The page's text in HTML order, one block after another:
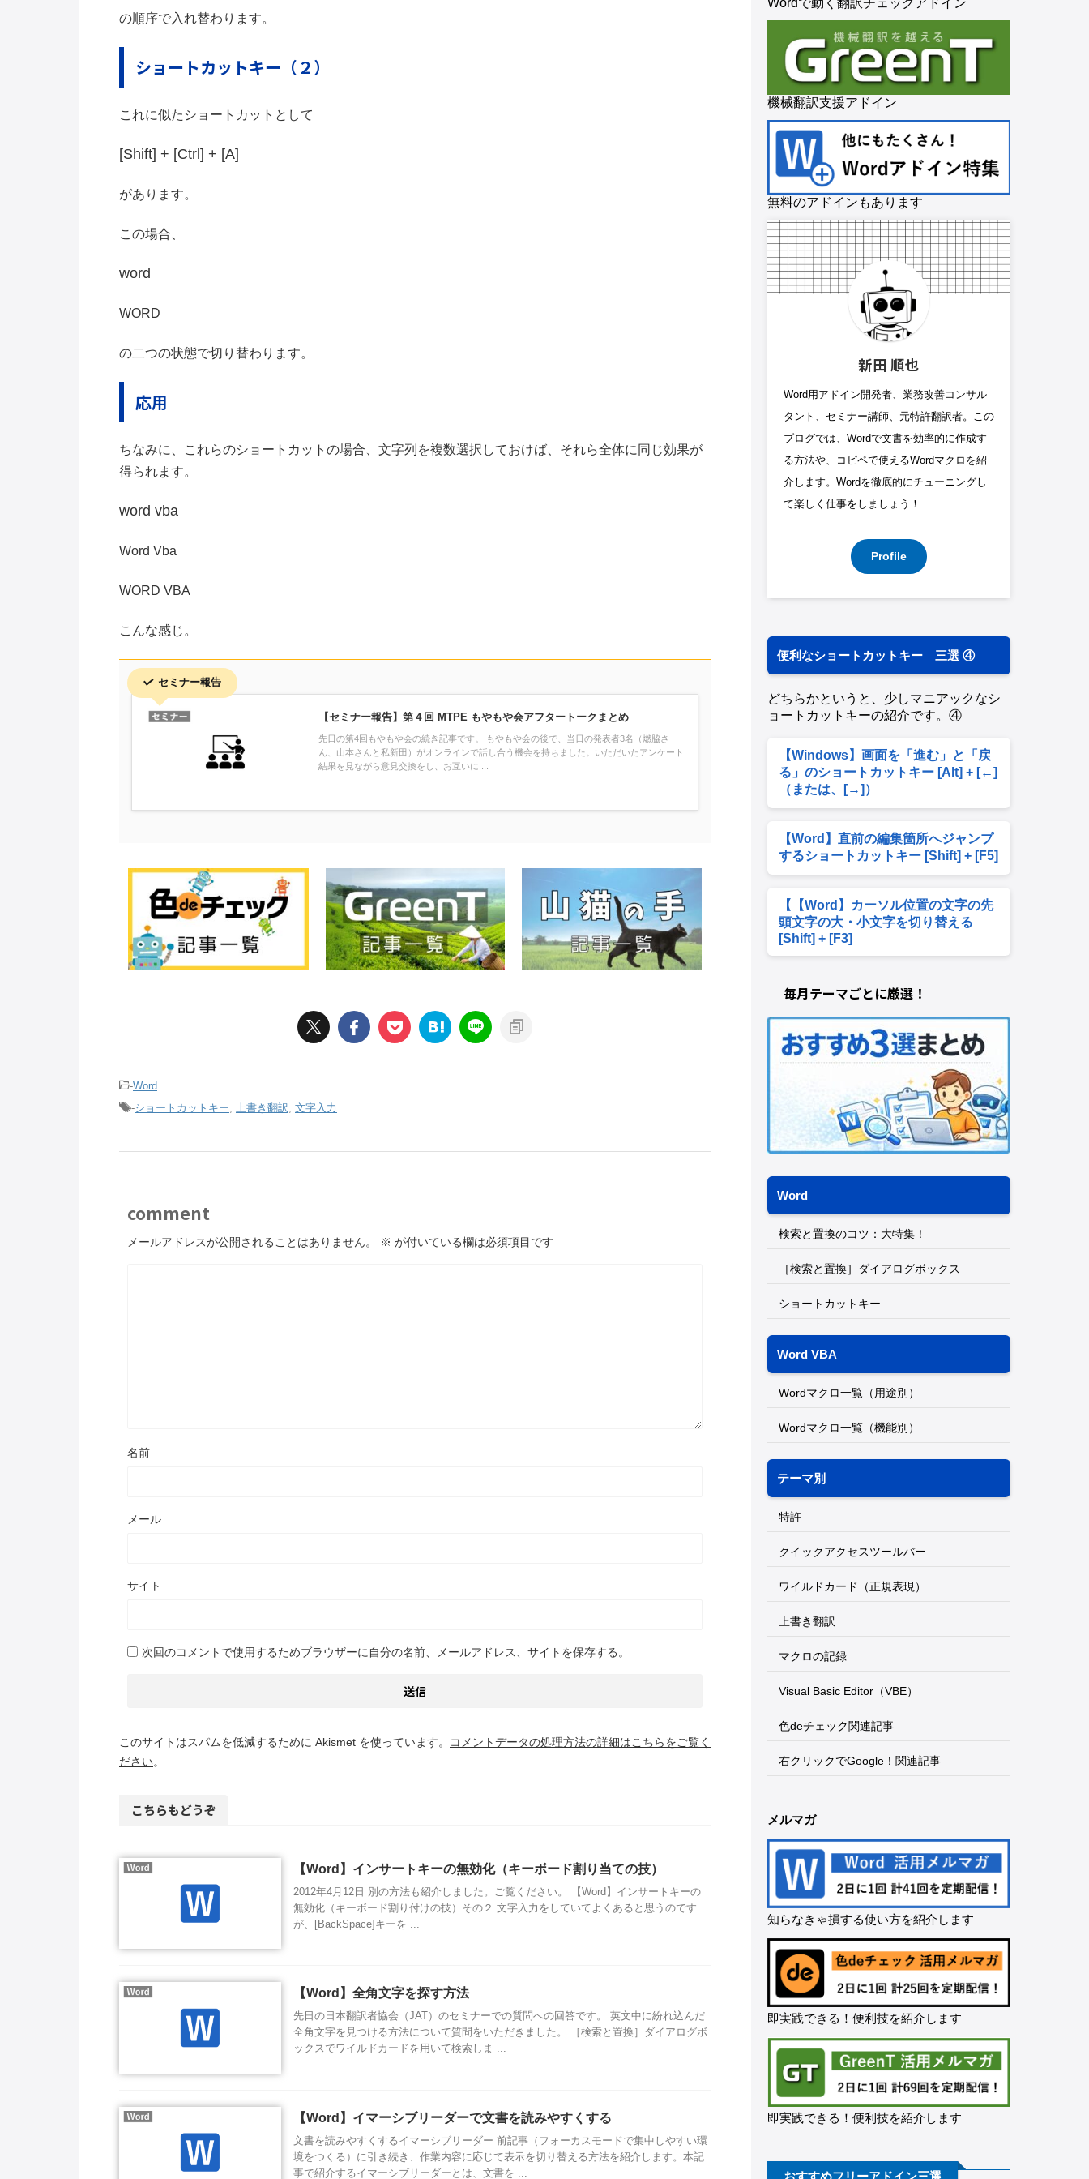
の順序で入れ替わります。
ショートカットキー（２）
これに似たショートカットとして
[Shift] + [Ctrl] + [A]
があります。
この場合、
word
WORD
の二つの状態で切り替わります。
応用
ちなみに、これらのショートカットの場合、文字列を複数選択しておけば、それら全体に同じ効果が
得られます。
word vba
Word Vba
WORD VBA
こんな感じ。
セミナー報告
【セミナー報告】第４回 MTPE もやもや会アフタートークまとめ
先日の第4回もやもや会の続き記事です。 もやもや会の後で、当日の発表者3名（燃脇さ
ん、山本さんと私新田）がオンラインで話し合う機会を持ちました。いただいたアンケート
結果を見ながら意見交換をし、お互いに ...
-Word
-ショートカットキー 上書き翻訳 文字入力
comment
メールアドレスが公開されることはありません。 ※ が付いている欄は必須項目です
名前
メール
サイト
次回のコメントで使用するためブラウザーに自分の名前、メールアドレス、サイトを保存する。
このサイトはスパムを低減するために Akismet を使っています。
コメントデータの処理方法の詳細はこちらをご覧く
ださい。
こちらもどうぞ
【Word】インサートキーの無効化（キーボード割り当ての技）
2012年4月12日 別の方法も紹介しました。ご覧ください。 【Word】インサートキーの
無効化（キーボード割り付けの技）その２ 文字入力をしていてよくあると思うのです
が、[BackSpace]キーを ...
【Word】全角文字を探す方法
先日の日本翻訳者協会（JAT）のセミナーでの質問への回答です。 英文中に紛れ込んだ
全角文字を見つける方法について質問をいただきました。 ［検索と置換］ダイアログボ
ックスでワイルドカードを用いて検索しま ...
【Word】イマーシブリーダーで文書を読みやすくする
文書を読みやすくするイマーシブリーダー 前記事（フォーカスモードで集中しやすい環
境をつくる）に引き続き、作業内容に応じて表示を切り替える方法を紹介します。本記
事で紹介するイマーシブリーダーとは、文書を ...
機械翻訳支援アドイン
無料のアドインもあります
新田 順也
Word用アドイン開発者、業務改善コンサル
タント、セミナー講師、元特許翻訳者。この
ブログでは、Wordで文書を効率的に作成す
る方法や、コピペで使えるWordマクロを紹
介します。Wordを徹底的にチューニングし
て楽しく仕事をしましょう！
Profile
便利なショートカットキー 三選 ④
どちらかというと、少しマニアックなシ
ョートカットキーの紹介です。④
【Windows】画面を「進む」と「戻
る」のショートカットキー [Alt] + [←]
（または、[→]）
【Word】直前の編集箇所へジャンプ
するショートカットキー [Shift] + [F5]
【【Word】カーソル位置の文字の先
頭文字の大・小文字を切り替える
[Shift] + [F3]
毎月テーマごとに厳選！
Word
検索と置換のコツ：大特集！
［検索と置換］ダイアログボックス
ショートカットキー
Word VBA
Wordマクロ一覧（用途別）
Wordマクロ一覧（機能別）
テーマ別
特許
クイックアクセスツールバー
ワイルドカード（正規表現）
上書き翻訳
マクロの記録
Visual Basic Editor（VBE）
色deチェック関連記事
右クリックでGoogle！関連記事
メルマガ
知らなきゃ損する使い方を紹介します
即実践できる！便利技を紹介します
即実践できる！便利技を紹介します
おすすめフリーアドイン三選